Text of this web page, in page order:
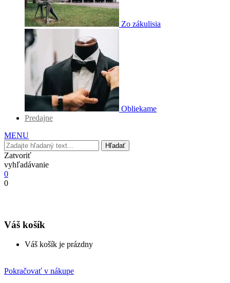
Zo zákulisia
Obliekame
Predajne
MENU
Hľadať
Zatvoriť
vyhľadávanie
0
0
Váš košík
Váš košík je prázdny
Pokračovať v nákupe